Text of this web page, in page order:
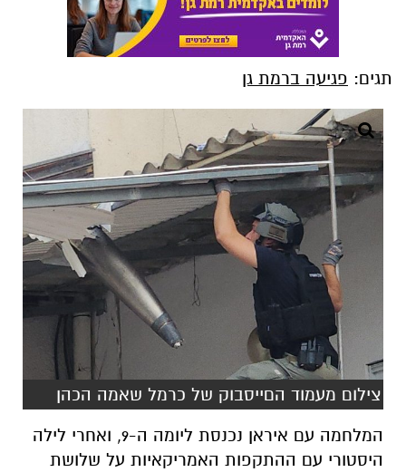
תגים: פגיעה ברמת גן
צילום מעמוד הםייסבוק של כרמל שאמה הכהן
המלחמה עם איראן נכנסת ליומה ה-9, ואחרי לילה
היסטורי עם ההתקפות האמריקאיות על שלושת